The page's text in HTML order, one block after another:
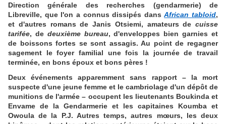
Direction générale des recherches (gendarmerie) de
Libreville, que l'on a connus dissipés dansAfrican tabloid,
et d'autres romans de Janis Otsiemi, amateurs de cuisse
tarifée, de deuxième bureau, d'enveloppes bien garnies et
de boissons fortes se sont assagis. Au point de regagner
sagement le foyer familial une fois la journée de travail
terminée, en bons époux et bons pères !
Deux événements apparemment sans rapport – la mort
suspecte d'une jeune femme et le cambriolage d'un dépôt de
munitions de l'armée – occupent les lieutenants Boukinda et
Envame de la Gendarmerie et les capitaines Koumba et
Owoula de la P.J. Autres temps, autres mœurs, les deux